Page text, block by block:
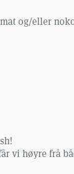
og/eller
vi høyre frå